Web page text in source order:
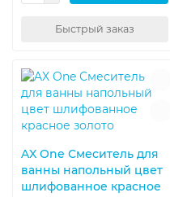
Быстрый заказ
AX One Смеситель для
ванны напольный цвет
шлифованное красное